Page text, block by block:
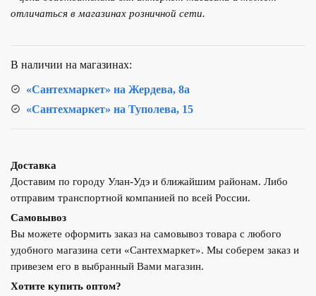
воды
Хром
отличаться в магазинах розничной сети.
В наличии на магазинах:
«Сантехмаркет» на Жердева, 8а
«Сантехмаркет» на Туполева, 15
Доставка
Доставим по городу Улан-Удэ и ближайшим районам. Либо
отправим транспортной компанией по всей России.
Самовывоз
Вы можете оформить заказ на самовывоз товара с любого
удобного магазина сети «Сантехмаркет». Мы соберем заказ и
привезем его в выбранный Вами магазин.
Хотите купить оптом?